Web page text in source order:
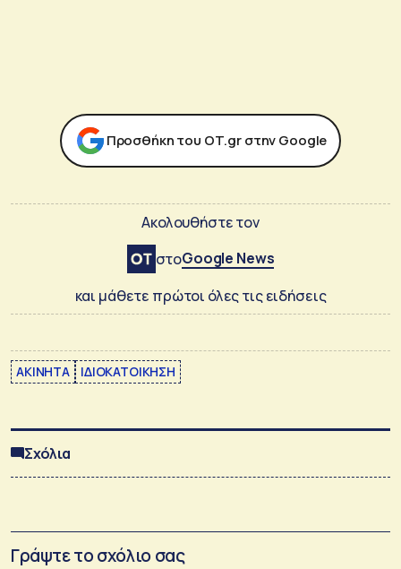
Προσθήκη του ΟΤ.gr στην Google
Ακολουθήστε τον
στοGoogle News
και μάθετε πρώτοι όλες τις ειδήσεις
ΑΚΙΝΗΤΑ ΙΔΙΟΚΑΤΟΙΚΗΣΗ
Σχόλια
Γράψτε το σχόλιο σας